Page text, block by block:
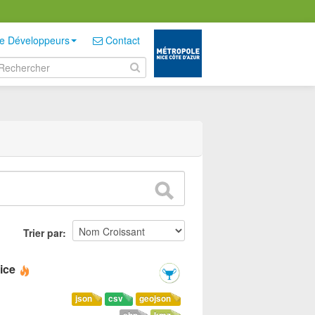
Développeurs Contact
Trier par
geojson
csv
json